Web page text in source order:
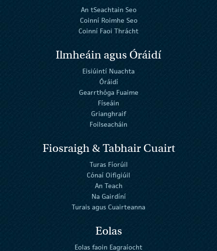
An tSeachtain Seo
Coinní Roimhe Seo
Coinní Faoi Thrácht
Ilmheáin agus Óráidí
Eisiúintí Nuachta
Óráidí
Gearrthóga Fuaime
Físeáin
Grianghraif
Foilseacháin
Fiosraigh & Tabhair Cuairt
Turas Fíorúil
Cónaí Oifigiúil
An Teach
Na Gairdíní
Turais agus Cuairteanna
Eolas
Eolas faoin Eagraíocht